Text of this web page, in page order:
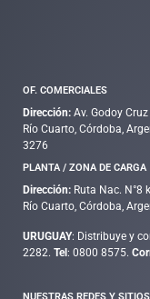
OF. COMERCIALES
Dirección: Av. Godoy
Río Cuarto, Córdoba,
3276
PLANTA / ZONA DE CARGA
Dirección: Ruta Nac. N°8
Río Cuarto, Córdoba,
URUGUAY: Distribuye y
2282. Tel: 0800 8575.